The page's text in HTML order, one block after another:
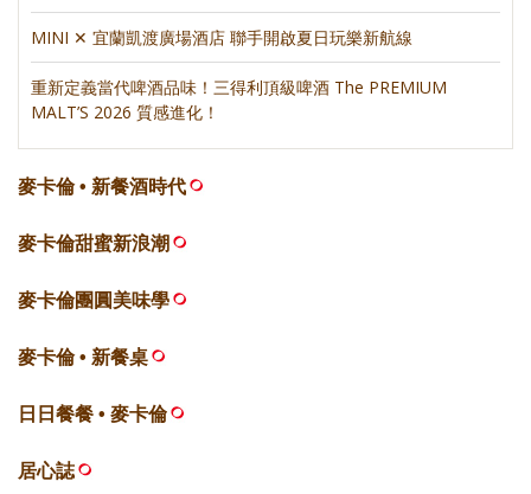
MINI ✕ 宜蘭凱渡廣場酒店 聯手開啟夏日玩樂新航線
重新定義當代啤酒品味！三得利頂級啤酒 The PREMIUM
MALT’S 2026 質感進化！
麥卡倫 • 新餐酒時代
麥卡倫甜蜜新浪潮
麥卡倫團圓美味學
麥卡倫 • 新餐桌
日日餐餐 • 麥卡倫
居心誌